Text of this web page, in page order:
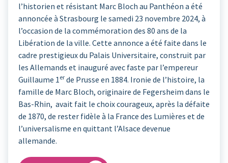
l’historien et résistant Marc Bloch au Panthéon a été
annoncée à Strasbourg le samedi 23 novembre 2024, à
l’occasion de la commémoration des 80 ans de la
Libération de la ville. Cette annonce a été faite dans le
cadre prestigieux du Palais Universitaire, construit par
les Allemands et inauguré avec faste par l’empereur
Guillaume 1er de Prusse en 1884. Ironie de l’histoire, la
famille de Marc Bloch, originaire de Fegersheim dans le
Bas-Rhin, avait fait le choix courageux, après la défaite
de 1870, de rester fidèle à la France des Lumières et de
l’universalisme en quittant l’Alsace devenue
allemande.